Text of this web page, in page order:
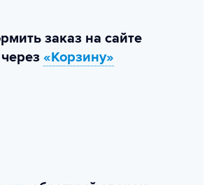
заказ на сайте
через «Корзину»